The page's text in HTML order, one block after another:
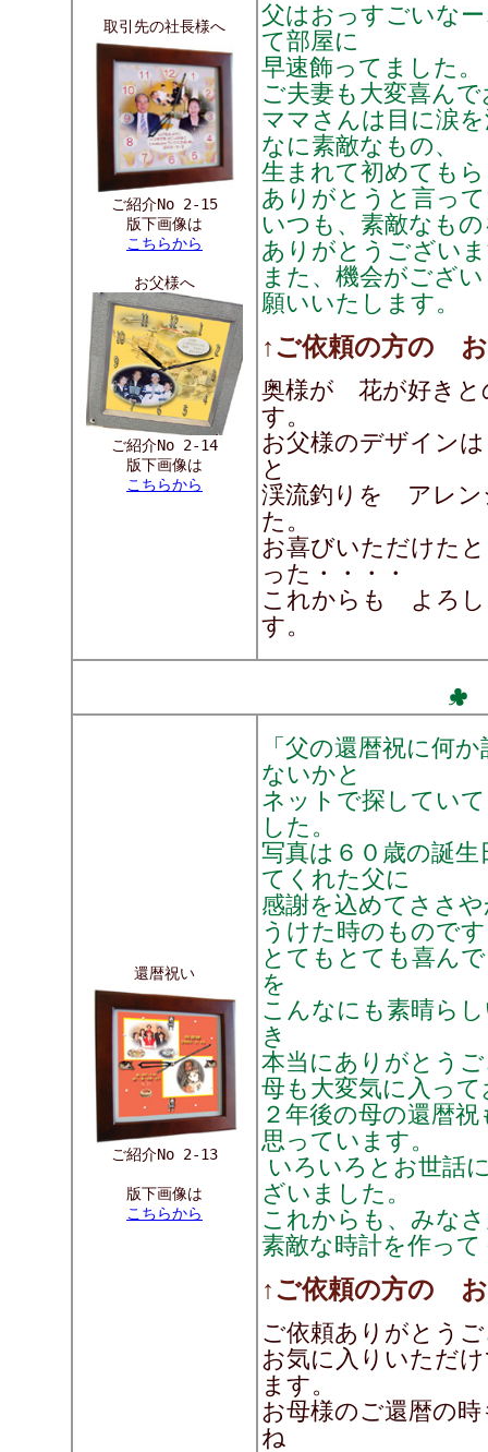
取引先の社長様へ
ご紹介No 2-15
版下画像は
こちらから
お父様へ
ご紹介No 2-14
版下画像は
こちらから
父はおっすごいな
て部屋に
早速飾ってました。
ご夫妻も大変喜ん
ママさんは目に涙
なに素敵なもの、
生まれて初めても
ありがとうと言っ
いつも、素敵なも
ありがとうござい
また、機会がござ
願いいたします。
↑ご依頼の方の
奥様が 花が好きと
す。
お父様のデザイン
と
渓流釣りを アレ
た。
お喜びいただけた
った・・・・
これからも よろし
す。
還暦祝い
ご紹介No 2-13
版下画像は
こちらから
「父の還暦祝に何
ないかと
ネットで探してい
した。
写真は６０歳の誕
てくれた父に
感謝を込めてささ
うけた時のもので
とてもとても喜ん
を
こんなにも素晴ら
き
本当にありがとう
母も大変気に入っ
２年後の母の還暦
思っています。
いろいろとお世話
ざいました。
これからも、みな
素敵な時計を作っ
↑ご依頼の方の
ご依頼ありがとう
お気に入りいただ
ます。
お母様のご還暦の
ね